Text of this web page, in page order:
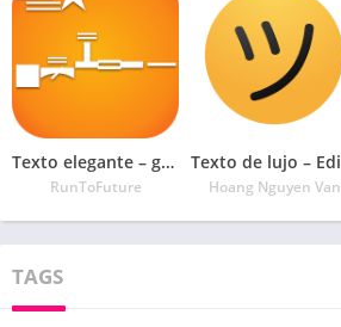
Texto elegante – generador de fuentes geniales
RunToFuture Hoang Nguyen Van
TAGS